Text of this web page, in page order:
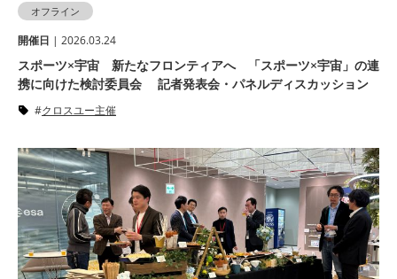
オフライン
開催⽇ | 2026.03.24
スポーツ×宇宙 新たなフロンティアへ 「スポーツ×宇宙」の連
携に向けた検討委員会 記者発表会・パネルディスカッション
クロスユー主催